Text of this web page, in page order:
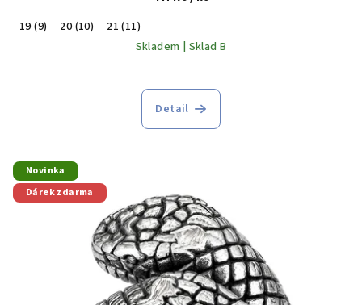
19 (9)
20 (10)
21 (11)
Skladem | Sklad B
Detail
Novinka
Dárek zdarma